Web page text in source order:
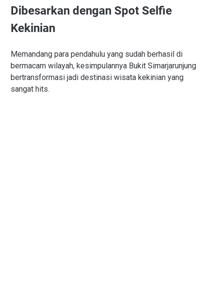
Dibesarkan dengan Spot Selfie
Kekinian
Memandang para pendahulu yang sudah berhasil di
bermacam wilayah, kesimpulannya Bukit Simarjarunjung
bertransformasi jadi destinasi wisata kekinian yang
sangat hits.